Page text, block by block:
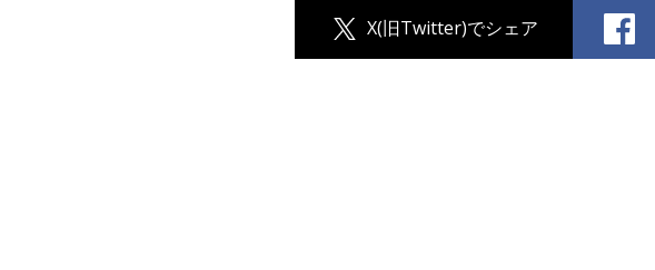
X(旧Twitter)でシェア